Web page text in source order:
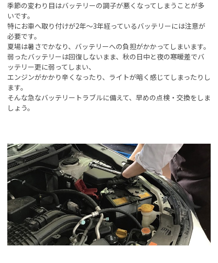
季節の変わり目はバッテリーの調子が悪くなってしまうことが多
いです。
特にお車へ取り付けが2年～3年経っているバッテリーには注意が
必要です。
夏場は暑さでかなり、バッテリーへの負担がかかってしまいます。
弱ったバッテリーは回復しないまま、秋の日中と夜の寒暖差でバ
ッテリー更に弱ってしまい、
エンジンがかかり辛くなったり、ライトが暗く感じてしまったりし
ます。
そんな急なバッテリートラブルに備えて、早めの点検・交換をしま
しょう。